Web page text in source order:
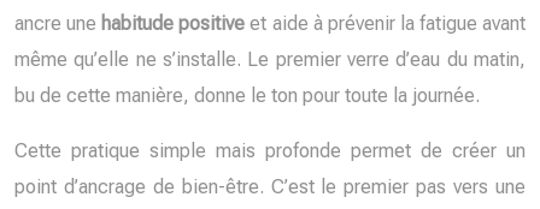
ancre une habitude positive et aide à prévenir la fatigue avant
même qu’elle ne s’installe. Le premier verre d’eau du matin,
bu de cette manière, donne le ton pour toute la journée.
Cette pratique simple mais profonde permet de créer un
point d’ancrage de bien-être. C’est le premier pas vers une